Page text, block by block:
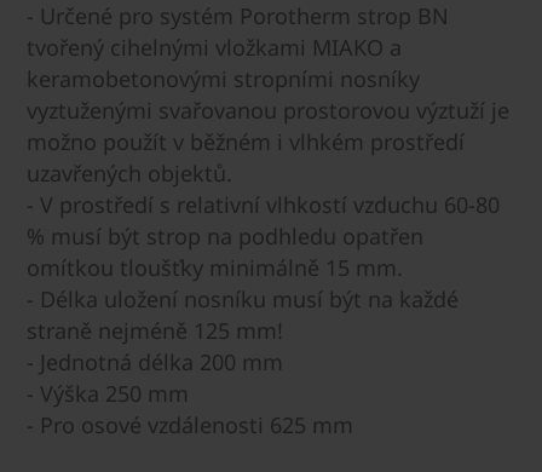
- Určené pro systém Porotherm strop BN
tvořený cihelnými vložkami MIAKO a
keramobetonovými stropními nosníky
vyztuženými svařovanou prostorovou výztuží je
možno použít v běžném i vlhkém prostředí
uzavřených objektů.
- V prostředí s relativní vlhkostí vzduchu 60-80
% musí být strop na podhledu opatřen
omítkou tloušťky minimálně 15 mm.
- Délka uložení nosníku musí být na každé
straně nejméně 125 mm!
- Jednotná délka 200 mm
- Výška 250 mm
- Pro osové vzdálenosti 625 mm